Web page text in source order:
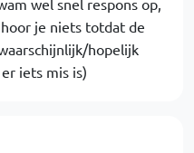
wel snel respons op,
je niets totdat de
hopelijk
iets mis is)